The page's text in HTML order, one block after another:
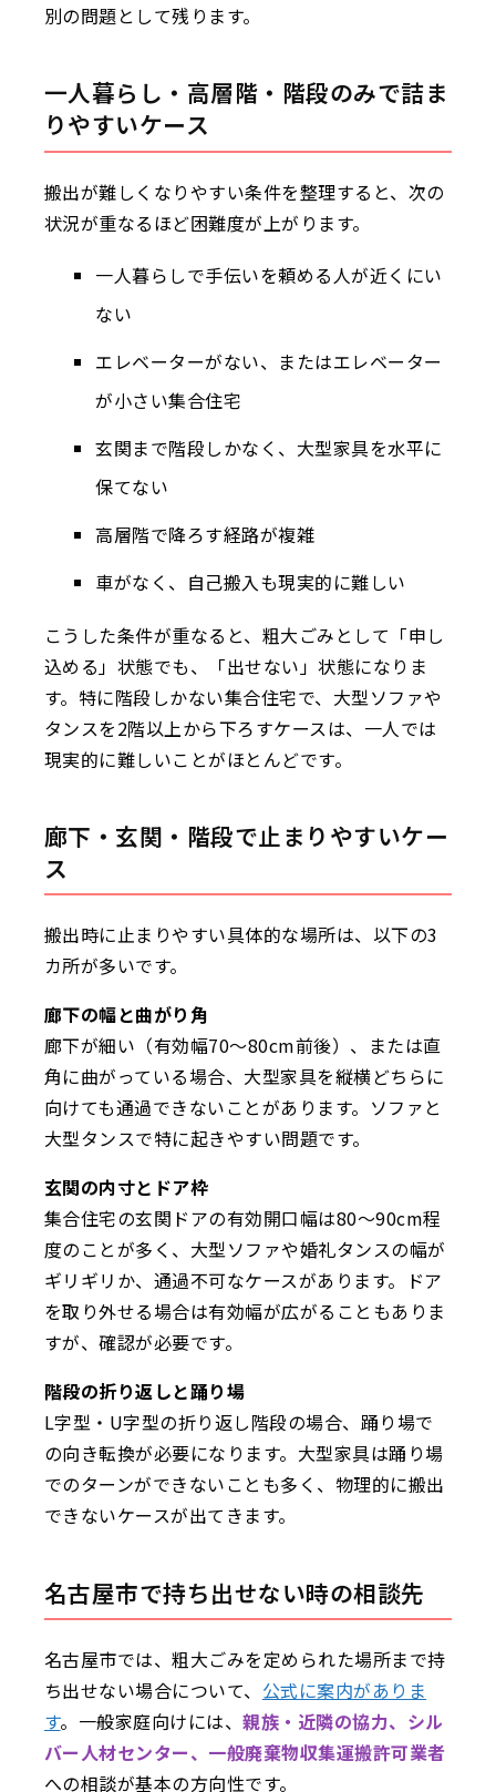
別の問題として残ります。
一人暮らし・高層階・階段のみで詰ま
りやすいケース
搬出が難しくなりやすい条件を整理すると、次の
状況が重なるほど困難度が上がります。
一人暮らしで手伝いを頼める人が近くにい
ない
エレベーターがない、またはエレベーター
が小さい集合住宅
玄関まで階段しかなく、大型家具を水平に
保てない
高層階で降ろす経路が複雑
車がなく、自己搬入も現実的に難しい
こうした条件が重なると、粗大ごみとして「申し
込める」状態でも、「出せない」状態になりま
す。特に階段しかない集合住宅で、大型ソファや
タンスを2階以上から下ろすケースは、一人では
現実的に難しいことがほとんどです。
廊下・玄関・階段で止まりやすいケー
ス
搬出時に止まりやすい具体的な場所は、以下の3
カ所が多いです。
廊下の幅と曲がり角
廊下が細い（有効幅70〜80cm前後）、または直
角に曲がっている場合、大型家具を縦横どちらに
向けても通過できないことがあります。ソファと
大型タンスで特に起きやすい問題です。
玄関の内寸とドア枠
集合住宅の玄関ドアの有効開口幅は80〜90cm程
度のことが多く、大型ソファや婚礼タンスの幅が
ギリギリか、通過不可なケースがあります。ドア
を取り外せる場合は有効幅が広がることもありま
すが、確認が必要です。
階段の折り返しと踊り場
L字型・U字型の折り返し階段の場合、踊り場で
の向き転換が必要になります。大型家具は踊り場
でのターンができないことも多く、物理的に搬出
できないケースが出てきます。
名古屋市で持ち出せない時の相談先
名古屋市では、粗大ごみを定められた場所まで持
ち出せない場合について、 公式に案内がありま
す。一般家庭向けには、親族・近隣の協力、シル
バー人材センター、一般廃棄物収集運搬許可業者
への相談が基本の方向性です。